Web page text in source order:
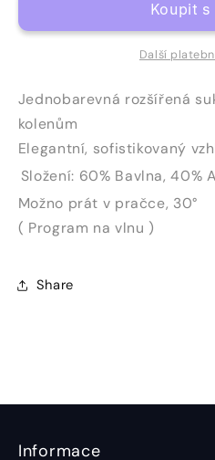
Další
Jednobarevná rozšířená
kolenům
Elegantní, sofistikovaný
Složení: 60% Bavlna, 40%
Možno prát v pračce, 30°
( Program na vlnu )
Share
Informace